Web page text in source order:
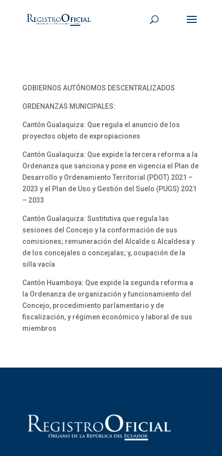
GOBIERNOS AUTÓNOMOS DESCENTRALIZADOS
ORDENANZAS MUNICIPALES:
Cantón Gualaquiza: Que regula el anuncio de los
proyectos objeto de expropiaciones
Cantón Gualaquiza: Que expide la tercera reforma a la
Ordenanza que sanciona y pone en vigencia el Plan de
Desarrollo y Ordenamiento Territorial (PDOT) 2021 –
2023 y el Plan de Uso y Gestión del Suelo (PUGS) 2021
– 2033
Cantón Gualaquiza: Sustitutiva que regula las
sesiones del Concejo y la conformación de sus
comisiones; remuneración del Alcalde o Alcaldesa y
de los concejales o concejalas; y, ocupación de la
silla vacía
Cantón Huamboya: Que expide la segunda reforma a
la Ordenanza de organización y funcionamiento del
Concejo, procedimiento parlamentario y de
fiscalización, y régimen económico y laboral de sus
miembros